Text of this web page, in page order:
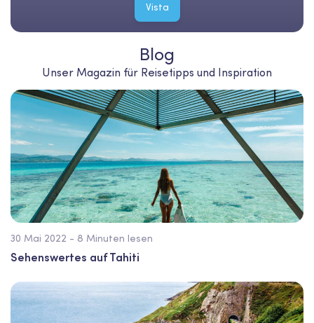
Vista
Blog
Unser Magazin für Reisetipps und Inspiration
30 Mai 2022 - 8 Minuten lesen
Sehenswertes auf Tahiti